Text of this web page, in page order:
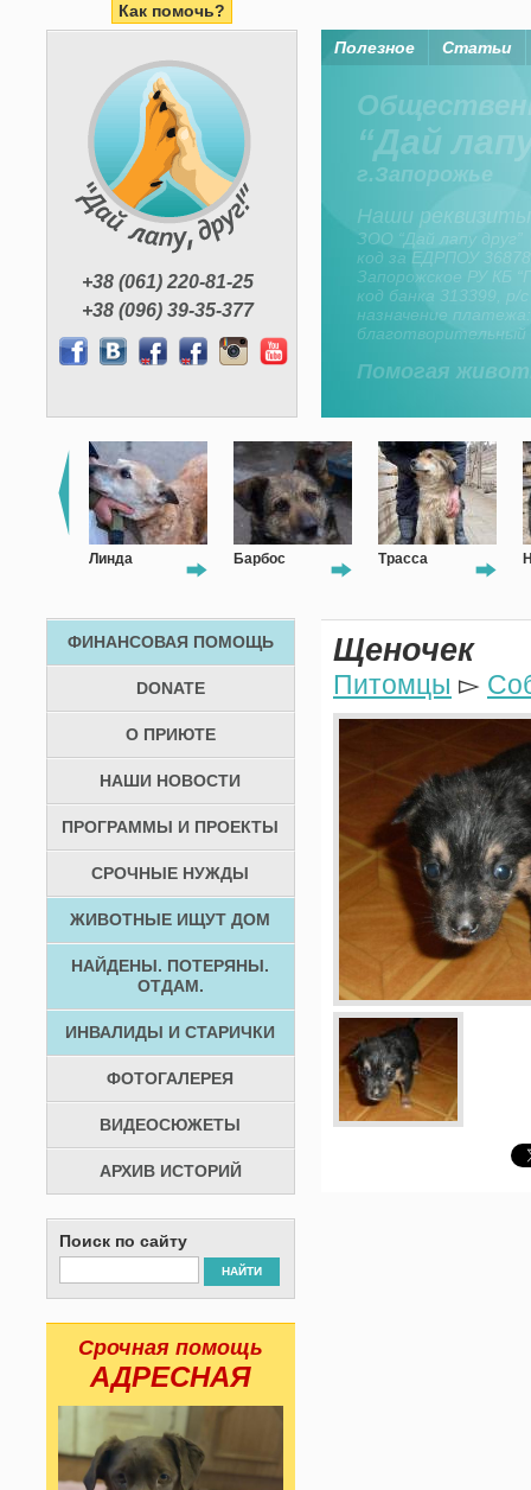
Как помочь?
+38 (061) 220-81-25
+38 (096) 39-35-377
Полезное Статьи
Помогая
Организация “Дай
средства членов
неравнодушных
Линда Барбос Трасса
ФИНАНСОВАЯ ПОМОЩЬ
DONATE
О ПРИЮТЕ
НАШИ НОВОСТИ
ПРОГРАММЫ И ПРОЕКТЫ
СРОЧНЫЕ НУЖДЫ
ЖИВОТНЫЕ ИЩУТ ДОМ
НАЙДЕНЫ. ПОТЕРЯНЫ.
ОТДАМ.
ИНВАЛИДЫ И СТАРИЧКИ
ФОТОГАЛЕРЕЯ
ВИДЕОСЮЖЕТЫ
АРХИВ ИСТОРИЙ
Поиск по сайту
НАЙТИ
Срочная помощь
АДРЕСНАЯ
Щеночек
Питомцы ▻